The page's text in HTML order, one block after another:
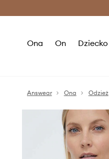
Ona On Dziecko
Answear Ona Odzież